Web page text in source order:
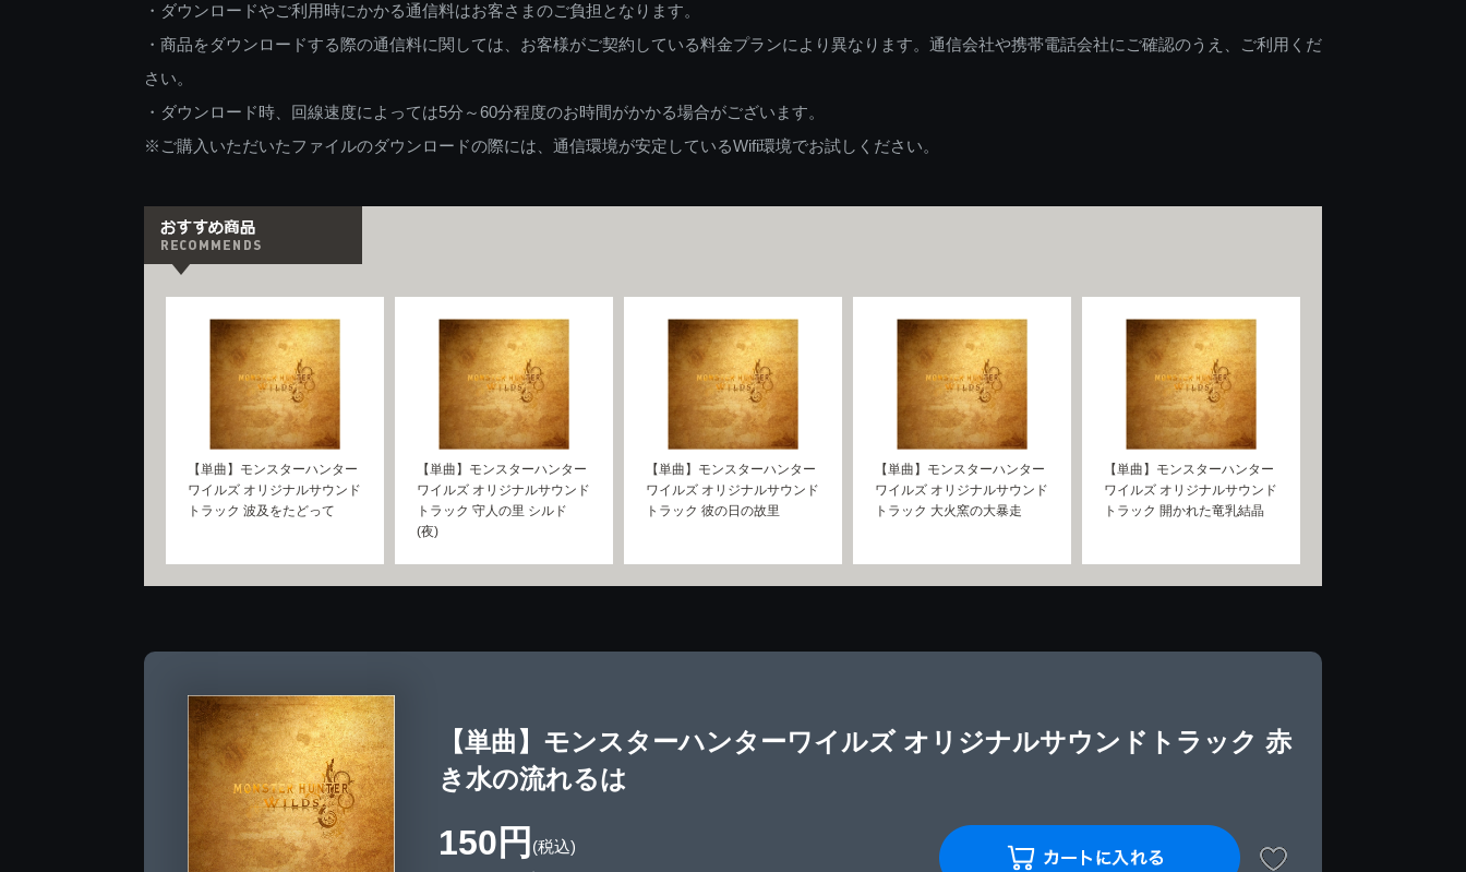
・ダウンロードやご利用時にかかる通信料はお客さまのご負担となります。
・商品をダウンロードする際の通信料に関しては、お客様がご契約している料金プランにより異なります。通信会社や携帯電話会社にご確認のうえ、ご利用くだ
さい。
・ダウンロード時、回線速度によっては5分～60分程度のお時間がかかる場合がございます。
※ご購入いただいたファイルのダウンロードの際には、通信環境が安定しているWifi環境でお試しください。
【単曲】モンスターハンター
ワイルズ オリジナルサウンド
トラック 波及をたどって
【単曲】モンスターハンター
ワイルズ オリジナルサウンド
トラック 守人の里 シルド
(夜)
【単曲】モンスターハンター
ワイルズ オリジナルサウンド
トラック 彼の日の故里
【単曲】モンスターハンター
ワイルズ オリジナルサウンド
トラック 大火窯の大暴走
【単曲】モンスターハンター
ワイルズ オリジナルサウンド
トラック 開かれた竜乳結晶
【単曲】モンスターハンターワイルズ オリジナルサウンドトラック 赤
き水の流れるは
150円 (税込)